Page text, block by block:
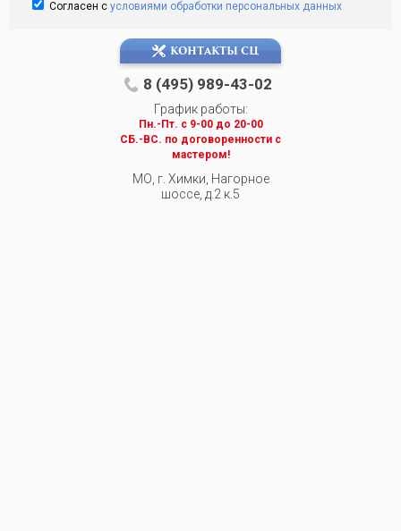
Согласен с условиями обработки персональных данных
КОНТАКТЫ СЦ
8 (495) 989-43-02
График работы:
Пн.-Пт. c 9-00 до 20-00
СБ.-ВС. по договоренности с
мастером!
МО, г. Химки, Нагорное
шоссе, д.2 к.5